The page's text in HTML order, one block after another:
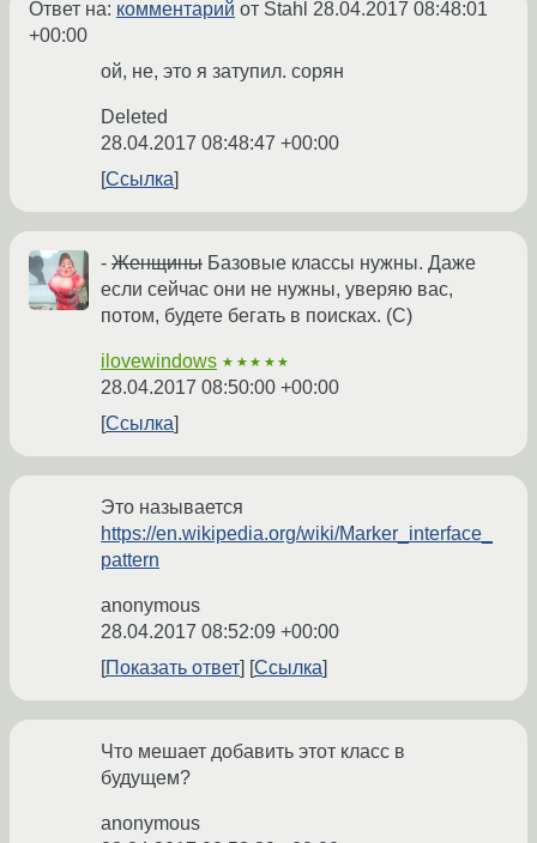
Ответ на: комментарий от Stahl 28.04.2017 08:48:01
+00:00
ой, не, это я затупил. сорян
Deleted
28.04.2017 08:48:47 +00:00
Ссылка
- Женщины Базовые классы нужны. Даже
если сейчас они не нужны, уверяю вас,
потом, будете бегать в поисках. (С)
ilovewindows ★★★★★
28.04.2017 08:50:00 +00:00
Ссылка
Это называется
https://en.wikipedia.org/wiki/Marker_interface_
pattern
anonymous
28.04.2017 08:52:09 +00:00
Показать ответ
Ссылка
Что мешает добавить этот класс в
будущем?
anonymous